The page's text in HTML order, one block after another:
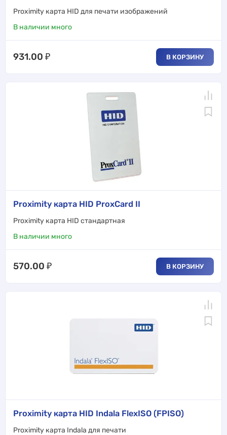
Proximity карта HID для печати изображений
В наличии много
931.00 ₽ В КОРЗИНУ
Proximity карта HID ProxCard II
Proximity карта HID стандартная
В наличии много
570.00 ₽ В КОРЗИНУ
Proximity карта HID Indala FlexISO (FPISO)
Proximity карта Indala для печати